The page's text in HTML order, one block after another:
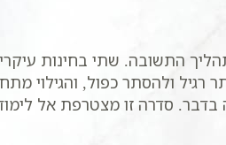
התשובה. שתי בחינות
ולהסתר כפול, והגילוי
סדרה זו מצטרפת אל